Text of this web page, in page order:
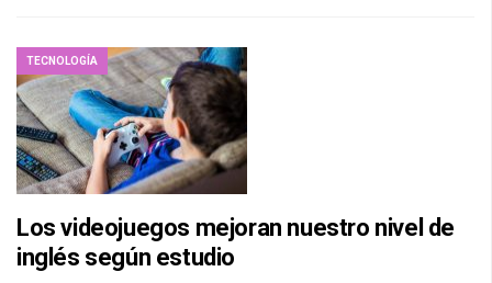
TECNOLOGÍA
Los videojuegos mejoran nuestro nivel de
inglés según estudio